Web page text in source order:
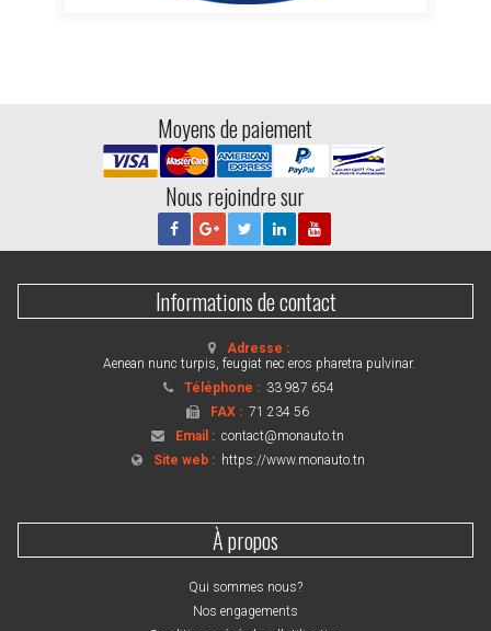
Moyens de paiement
Nous rejoindre sur
Informations de contact
Adresse :
Aenean nunc turpis, feugiat nec eros pharetra pulvinar.
Téléphone : 33 987 654
FAX :71 234 56
Email :contact@monauto.tn
Site web : https://www.monauto.tn
À propos
Qui sommes nous?
Nos engagements